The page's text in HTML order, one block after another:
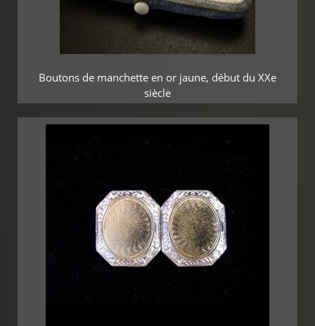
Boutons de manchette en or jaune, début du XXe
siècle